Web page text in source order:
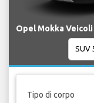
Opel Mokka
Tipo di corpo